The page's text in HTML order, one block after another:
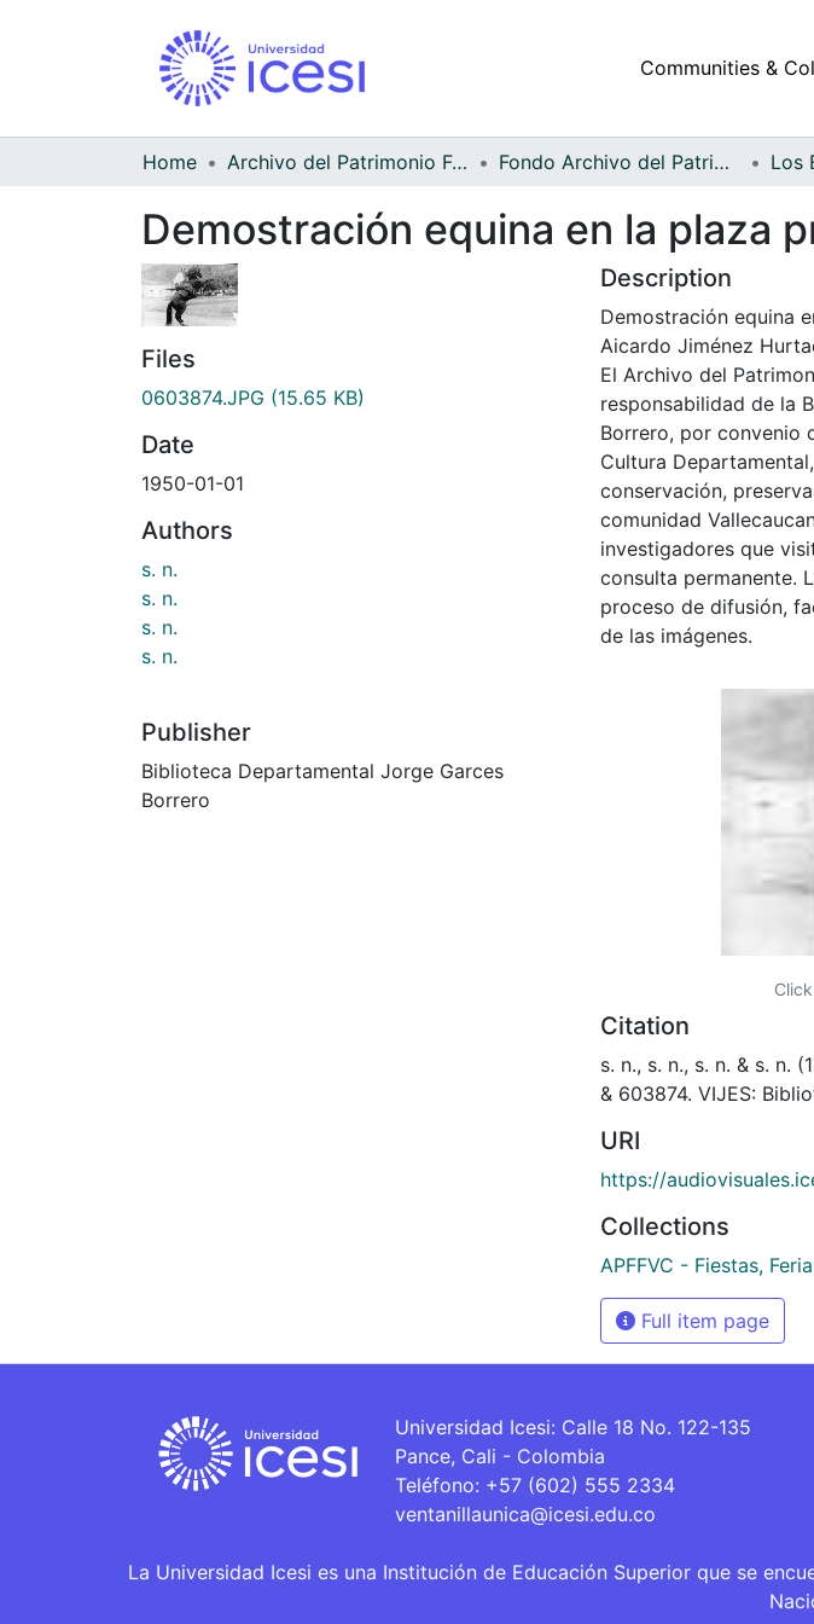
Communities &
Home Archivo del Patrimonio Fotográfico y Fílmico del Valle del Cauca Fondo Archivo del Patrimonio Fotográfico y Fílmico del Valle del Cauca Los
Demostración equina en la plaza
Files
0603874.JPG (15.65 KB)
Date
1950-01-01
Authors
s. n.
s. n.
s. n.
s. n.
Publisher
Biblioteca Departamental Jorge Garces
Borrero
Description
Demostración equina
Aicardo Jiménez
El Archivo del
responsabilidad de la
Borrero, por convenio
Cultura
conservación,
comunidad
investigadores que
consulta permanente.
proceso de difusión,
de las imágenes.
Citation
s. n., s. n., s. n. & s. n.
& 603874. VIJES:
URI
https://
Collections
APFFVC - Fiestas,
Full item page
Universidad Icesi: Calle 18 No. 122-135
Pance, Cali - Colombia
Teléfono: +57 (602) 555 2334
ventanillaunica@icesi.edu.co
La Universidad Icesi es una Institución de Educación Superior que se